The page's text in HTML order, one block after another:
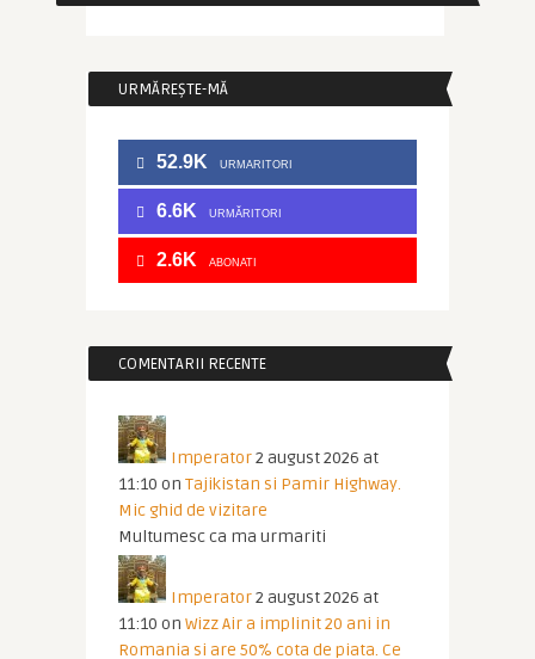
URMĂREȘTE-MĂ
52.9K URMARITORI
6.6K URMĂRITORI
2.6K ABONATI
COMENTARII RECENTE
Imperator2 august 2026 at
11:10 on Tajikistan si Pamir Highway.
Mic ghid de vizitare
Multumesc ca ma urmariti
Imperator2 august 2026 at
11:10 on Wizz Air a implinit 20 ani in
Romania si are 50% cota de piata. Ce